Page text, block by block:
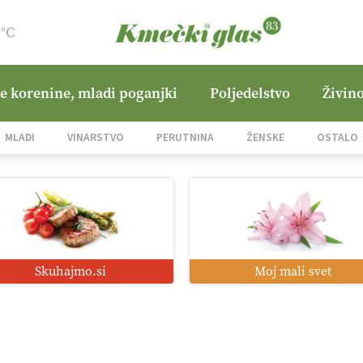
korenine, mladi poganjki Poljedelstvo
MLADI VINARSTVO PERUTNINA ŽENSKE OSTALO
Skuhajmo.si Moj mali svet